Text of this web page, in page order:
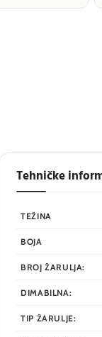
Tehničke
TEŽINA
BOJA
BROJ ŽARULJA:
DIMABILNA:
TIP ŽARULJE: